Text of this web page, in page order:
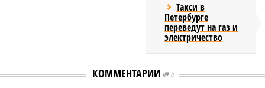
Такси в
Петербурге
переведут на газ и
электричество
КОММЕНТАРИИ 0